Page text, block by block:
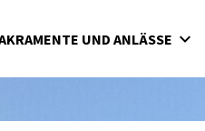
UND ANLÄSSE